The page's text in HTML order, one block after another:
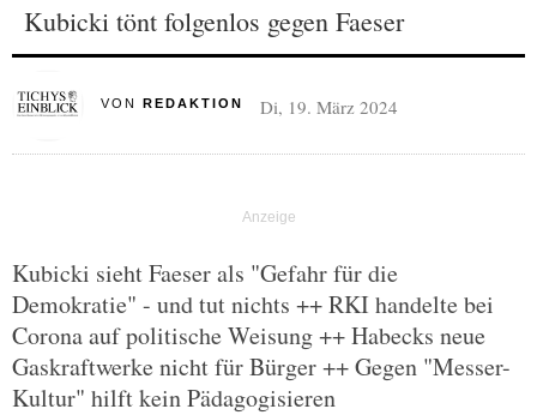
Kubicki tönt folgenlos gegen Faeser
VON REDAKTION Di, 19. März 2024
Kubicki sieht Faeser als "Gefahr für die
Demokratie" - und tut nichts ++ RKI handelte bei
Corona auf politische Weisung ++ Habecks neue
Gaskraftwerke nicht für Bürger ++ Gegen "Messer-
Kultur" hilft kein Pädagogisieren